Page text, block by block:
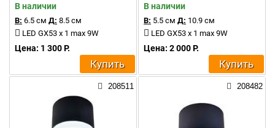
В наличии
В: 6.5 см Д: 8.5 см
LED GX53 x 1 max 9W
Цена: 1 300 Р.
Купить
В наличии
В: 5.5 см Д: 10.9 см
LED GX53 x 1 max 9W
Цена: 2 000 Р.
Купить
208511 208482